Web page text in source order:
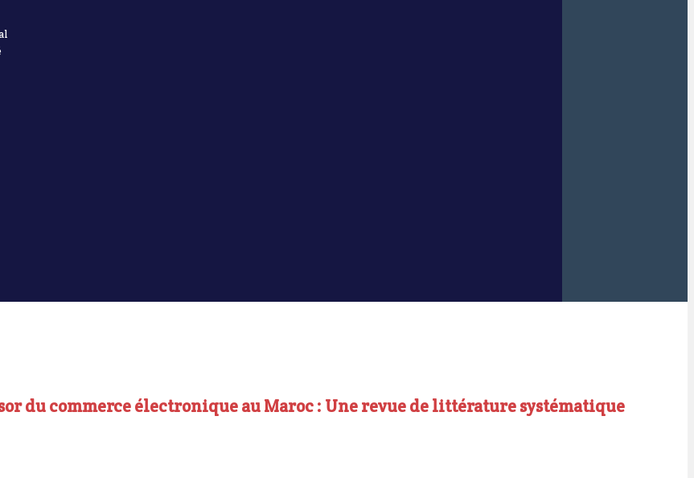
du commerce électronique au Maroc : Une revue de littérature systématique